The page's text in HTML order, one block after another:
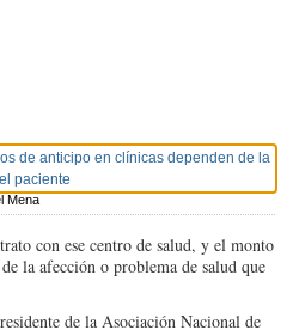
Mena
con ese centro de salud, y el monto
la afección o problema de salud que
de la Asociación Nacional de